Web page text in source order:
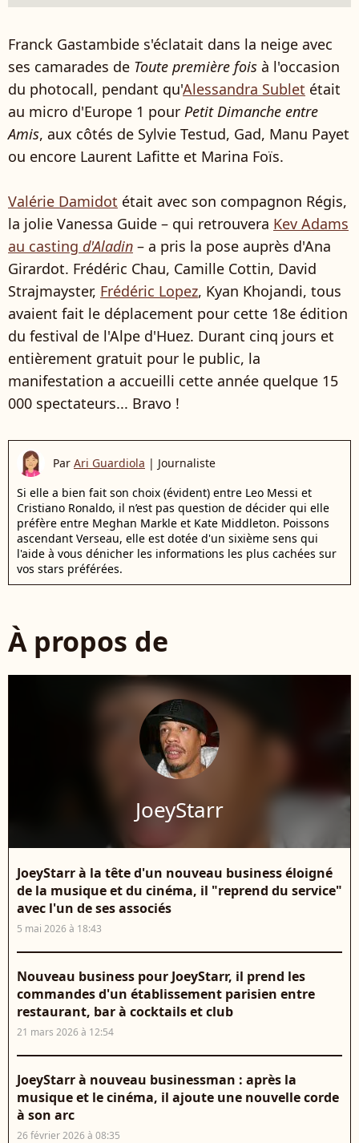
Franck Gastambide s'éclatait dans la neige avec
ses camarades de Toute première fois à l'occasion
du photocall, pendant qu'Alessandra Sublet était
au micro d'Europe 1 pour Petit Dimanche entre
Amis, aux côtés de Sylvie Testud, Gad, Manu Payet
ou encore Laurent Lafitte et Marina Foïs.
Valérie Damidot était avec son compagnon Régis,
la jolie Vanessa Guide – qui retrouvera Kev Adams
au casting d'Aladin – a pris la pose auprès d'Ana
Girardot. Frédéric Chau, Camille Cottin, David
Strajmayster, Frédéric Lopez, Kyan Khojandi, tous
avaient fait le déplacement pour cette 18e édition
du festival de l'Alpe d'Huez. Durant cinq jours et
entièrement gratuit pour le public, la
manifestation a accueilli cette année quelque 15
000 spectateurs... Bravo !
Par Ari Guardiola | Journaliste
Si elle a bien fait son choix (évident) entre Leo Messi et
Cristiano Ronaldo, il n’est pas question de décider qui elle
préfère entre Meghan Markle et Kate Middleton. Poissons
ascendant Verseau, elle est dotée d'un sixième sens qui
l'aide à vous dénicher les informations les plus cachées sur
vos stars préférées.
À propos de
JoeyStarr
JoeyStarr à la tête d'un nouveau business éloigné
de la musique et du cinéma, il "reprend du service"
avec l'un de ses associés
5 mai 2026 à 18:43
Nouveau business pour JoeyStarr, il prend les
commandes d'un établissement parisien entre
restaurant, bar à cocktails et club
21 mars 2026 à 12:54
JoeyStarr à nouveau businessman : après la
musique et le cinéma, il ajoute une nouvelle corde
à son arc
26 février 2026 à 08:35